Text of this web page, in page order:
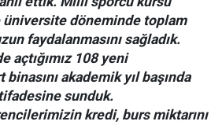
döneminde toplam
faydalanmasını sağladık.
açtığımız 108 yeni
akademik yıl başında
sunduk.
kredi, burs miktarını